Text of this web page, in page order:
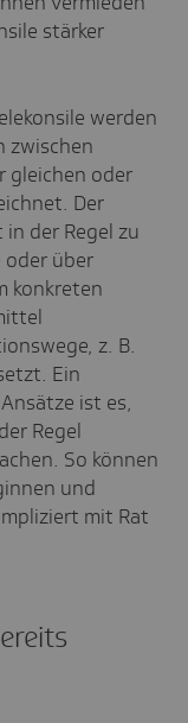
stärker
werden
zwischen
gleichen oder
Der
der Regel zu
oder über
konkreten
z. B.
Ein
ist es,
Regel
So können
und
mit Rat